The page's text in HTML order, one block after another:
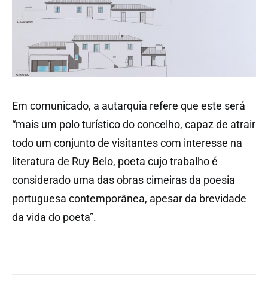
Em comunicado, a autarquia refere que este será
“mais um polo turístico do concelho, capaz de atrair
todo um conjunto de visitantes com interesse na
literatura de Ruy Belo, poeta cujo trabalho é
considerado uma das obras cimeiras da poesia
portuguesa contemporânea, apesar da brevidade
da vida do poeta”.